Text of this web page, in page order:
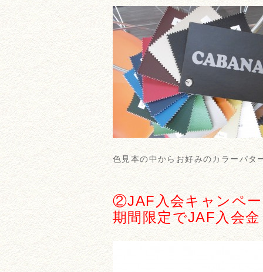
色見本の中からお好みのカラーパ
②JAF入会キャンペ
期間限定でJAF入会